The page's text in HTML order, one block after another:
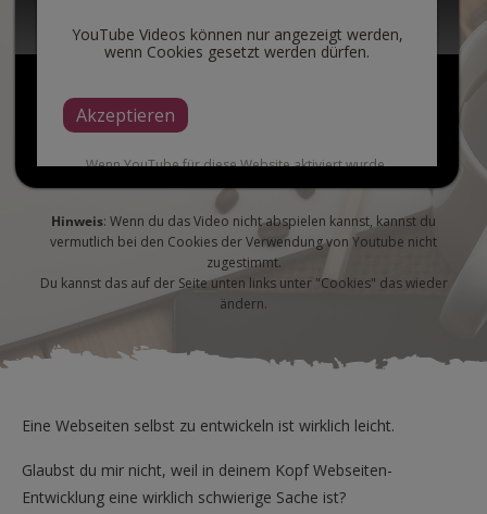
YouTube Videos können nur angezeigt werden,
wenn Cookies gesetzt werden dürfen.
Akzeptieren
Wenn YouTube für diese Website aktiviert wurde,
Mehr dazu in der Datenschutzerklärung von YouTube:
hier
Hinweis: Wenn du das Video nicht abspielen kannst, kannst du
vermutlich bei den Cookies der Verwendung von Youtube nicht
zugestimmt.
Du kannst das auf der Seite unten links unter "Cookies" das wieder
ändern.
Eine Webseiten selbst zu entwickeln ist wirklich leicht.
Glaubst du mir nicht, weil in deinem Kopf Webseiten-
Entwicklung eine wirklich schwierige Sache ist?